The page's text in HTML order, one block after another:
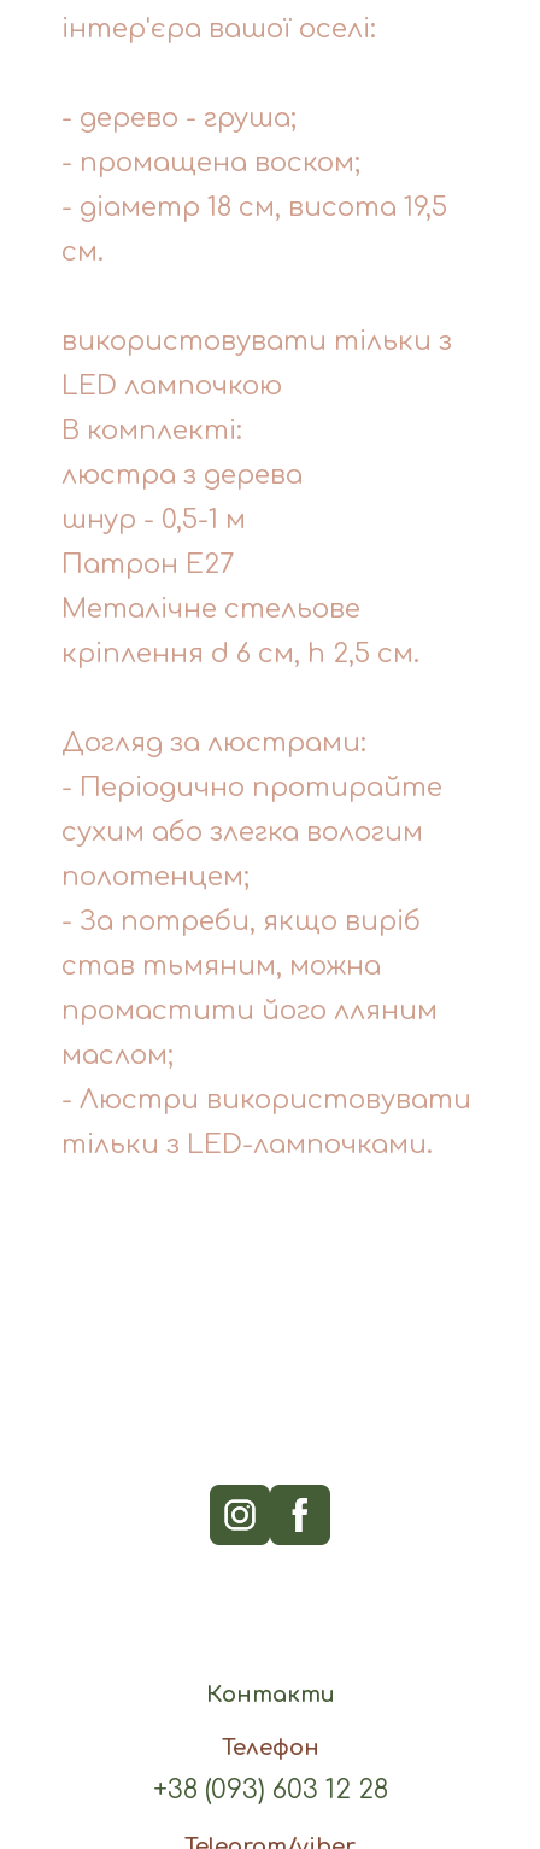
інтер'єра вашої оселі:
- дерево - груша;
- промащена воском;
- діаметр 18 см, висота 19,5
см.
використовувати тільки з
LED лампочкою
В комплекті:
люстра з дерева
шнур - 0,5-1 м
Патрон Е27
Металічне стельове
кріплення d 6 см, h 2,5 см.
Догляд за люстрами:
- Періодично протирайте
сухим або злегка вологим
полотенцем;
- За потреби, якщо виріб
став тьмяним, можна
промастити його лляним
маслом;
- Люстри використовувати
тільки з LED-лампочками.
Контакти
Телефон
+38 (093) 603 12 28